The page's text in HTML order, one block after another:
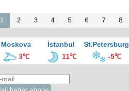
1 2 3 4 5 6 7 8
Moskova İstanbul
St.Petersburg
3℃
11℃ -5℃